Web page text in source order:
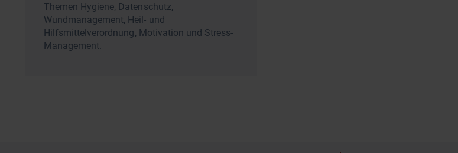
Themen Hygiene, Datenschutz,
Wundmanagement, Heil- und
Hilfsmittelverordnung, Motivation und Stress-
Management.